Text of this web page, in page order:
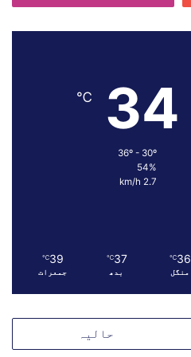
34
℃
36º - 30º
54%
2.7 km/h
36
℃
منگل
37
℃
بدھ
39
℃
جمعرات
حالیہ